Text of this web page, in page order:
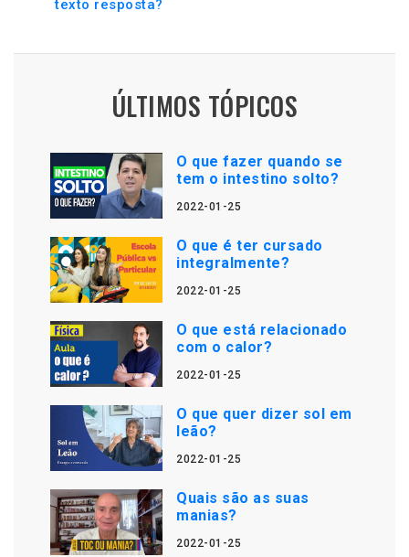
texto resposta?
ÚLTIMOS TÓPICOS
O que fazer quando se
tem o intestino solto?
2022-01-25
O que é ter cursado
integralmente?
2022-01-25
O que está relacionado
com o calor?
2022-01-25
O que quer dizer sol em
leão?
2022-01-25
Quais são as suas
manias?
2022-01-25